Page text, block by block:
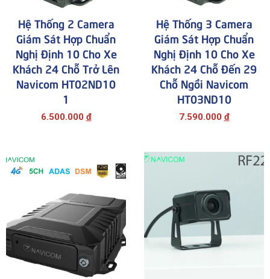
Hệ Thống 2 Camera
Giám Sát Hợp Chuẩn
Nghị Định 10 Cho Xe
Khách 24 Chỗ Trở Lên
Navicom HT02ND10
1
6.500.000 đ
Hệ Thống 3 Camera
Giám Sát Hợp Chuẩn
Nghị Định 10 Cho Xe
Khách 24 Chỗ Đến 29
Chỗ Ngồi Navicom
HT03ND10
7.590.000 đ